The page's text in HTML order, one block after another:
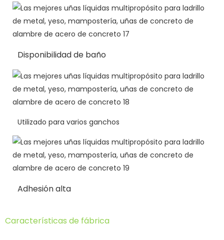
Disponibilidad de baño
Utilizado para varios ganchos
Adhesión alta
Características de fábrica